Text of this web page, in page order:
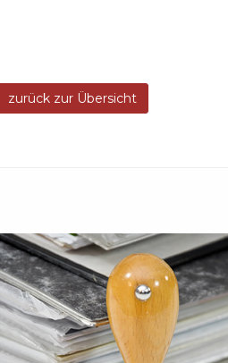
zurück zur Übersicht